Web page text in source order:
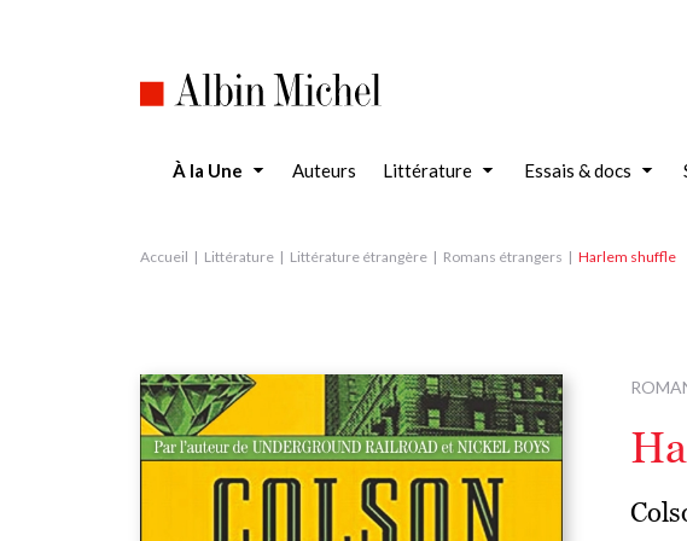
À la Une Auteurs Littérature Essais & docs
Accueil Littérature Littérature étrangère Romans étrangers Harlem shuffle